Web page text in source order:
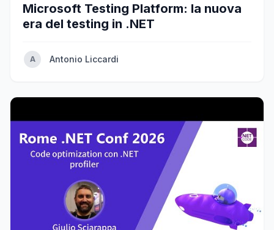
Microsoft Testing Platform: la nuova
era del testing in .NET
A Antonio Liccardi